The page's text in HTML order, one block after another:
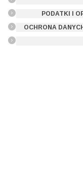
PODATKI I
OCHRONA